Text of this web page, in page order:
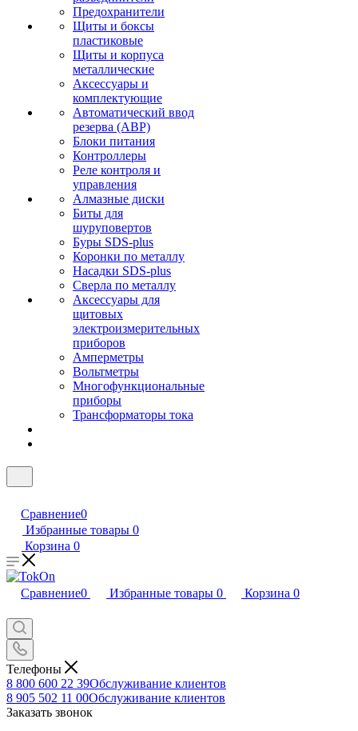
Предохранители
Щиты и боксы
пластиковые
Щиты и корпуса
металлические
Аксессуары и
комплектующие
Автоматический ввод
резерва (АВР)
Блоки питания
Контроллеры
Реле контроля и
управления
Алмазные диски
Биты для
шуруповертов
Буры SDS-plus
Коронки по металлу
Насадки SDS-plus
Сверла по металлу
Аксессуары для
щитовых
электроизмерительных
приборов
Амперметры
Вольтметры
Многофункциональные
приборы
Трансформаторы тока
Сравнение0
Избранные товары 0
Корзина 0
Сравнение0 Избранные товары 0 Корзина 0
Телефоны
8 800 600 22 39Обслуживание клиентов
8 905 502 11 00Обслуживание клиентов
Заказать звонок